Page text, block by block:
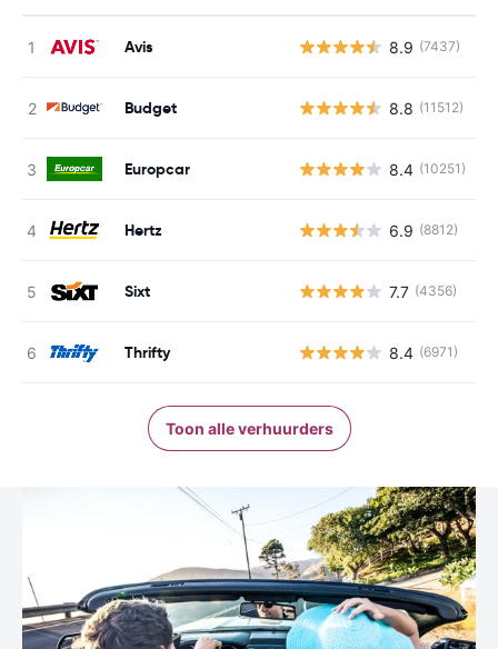
Avis 8.9 (7437)
Budget 8.8 (11512)
Europcar 8.4 (10251)
Hertz 6.9 (8812)
Sixt 7.7 (4356)
Thrifty 8.4 (6971)
Toon alle verhuurders